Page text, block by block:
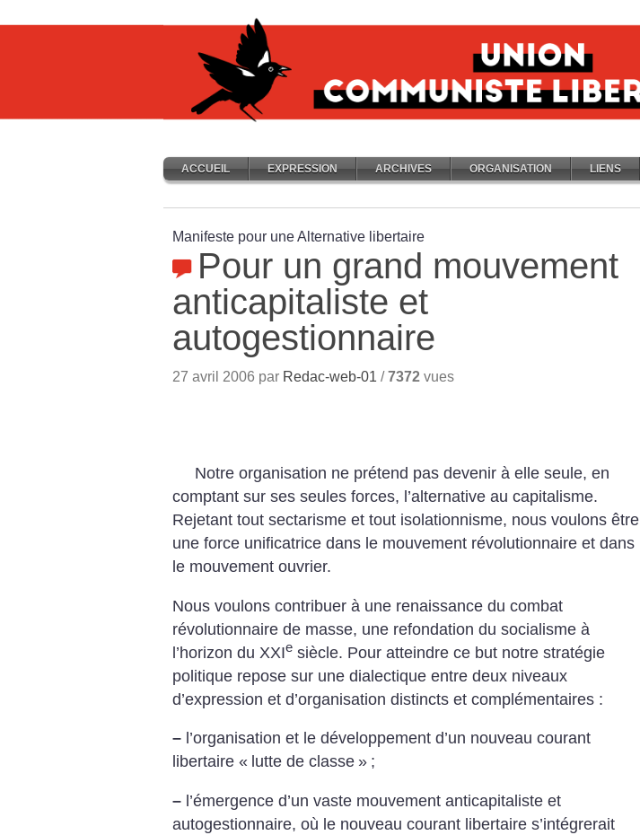
ACCUEIL EXPRESSION ARCHIVES ORGANISATION LIENS
Manifeste pour une Alternative libertaire
Pour un grand mouvement
anticapitaliste et
autogestionnaire
27 avril 2006 par Redac-web-01 /7372 vues
Notre organisation ne prétend pas devenir à elle seule, en
comptant sur ses seules forces, l’alternative au capitalisme.
Rejetant tout sectarisme et tout isolationnisme, nous voulons être
une force unificatrice dans le mouvement révolutionnaire et dans
le mouvement ouvrier.
Nous voulons contribuer à une renaissance du combat
révolutionnaire de masse, une refondation du socialisme à
l’horizon du XXIe siècle. Pour atteindre ce but notre stratégie
politique repose sur une dialectique entre deux niveaux
d’expression et d’organisation distincts et complémentaires :
– l’organisation et le développement d’un nouveau courant
libertaire « lutte de classe » ;
– l’émergence d’un vaste mouvement anticapitaliste et
autogestionnaire, où le nouveau courant libertaire s’intégrerait